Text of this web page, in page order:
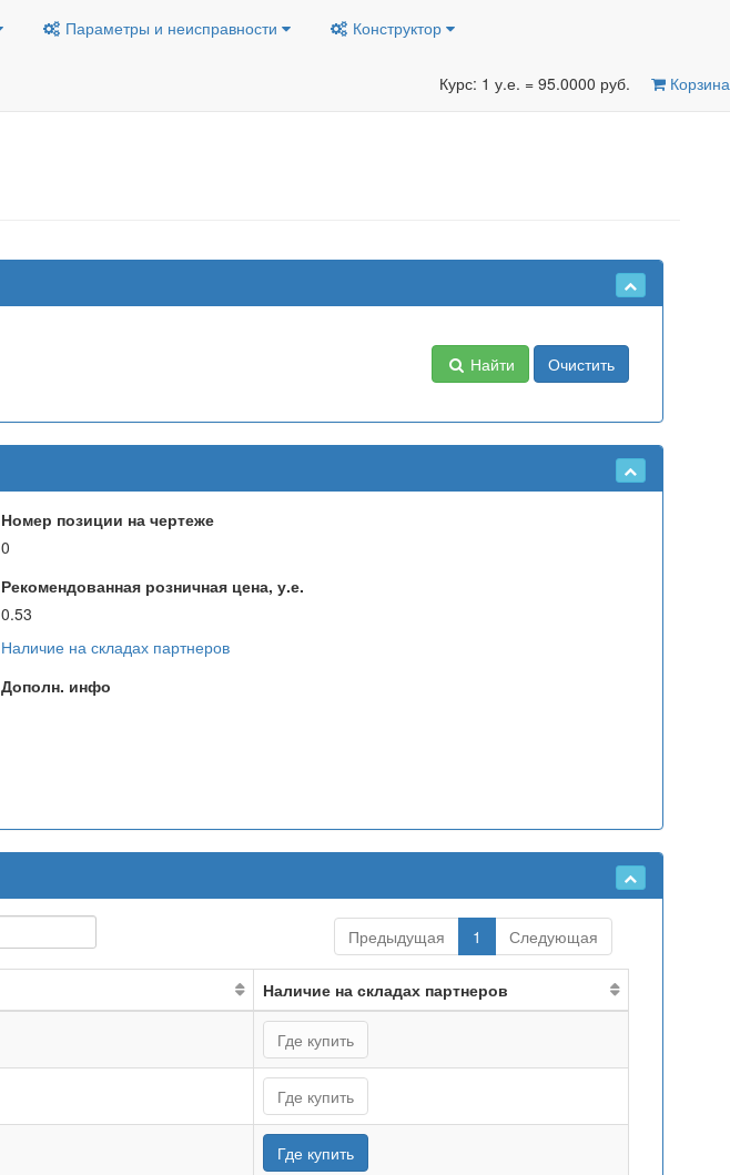
Параметры и неисправности Конструктор
Курс: 1 у.е. = 95.0000 руб. Корзина
Найти
Очистить
Номер позиции на чертеже
0
Рекомендованная розничная цена, у.е.
0.53
Наличие на складах партнеров
Дополн. инфо
Предыдущая 1 Следующая
Наличие на складах партнеров
Где купить
Где купить
Где купить